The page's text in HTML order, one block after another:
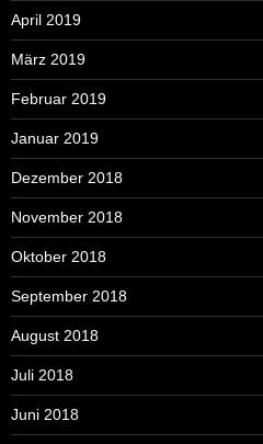
April 2019
März 2019
Februar 2019
Januar 2019
Dezember 2018
November 2018
Oktober 2018
September 2018
August 2018
Juli 2018
Juni 2018